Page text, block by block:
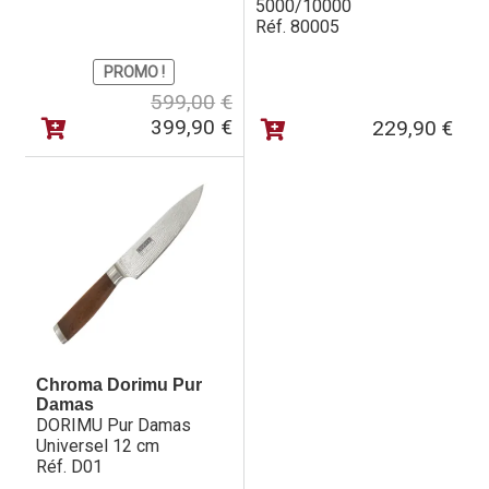
Coffret bois luxe cadeau et/ou de rangement
PROMO !
599,00 €Le
prix
initial
était :
399,90 €
Le
prix
actuel
est :
5000/10000
Réf. 80005
229,90 €
Chroma Dorimu Pur
Damas
DORIMU Pur Damas
Universel 12 cm
Réf. D01